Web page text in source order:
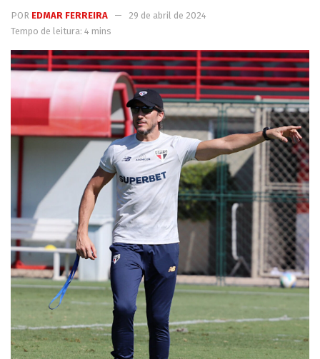
POR EDMAR FERREIRA
29 de abril de 2024
Tempo de leitura: 4 mins